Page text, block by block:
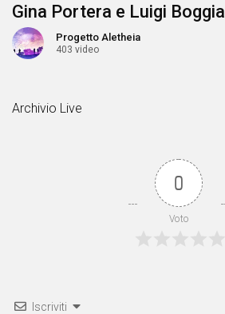
Gina Portera e Luigi Boggia
Progetto Aletheia
403 video
Archivio Live
0
Voto
Iscriviti